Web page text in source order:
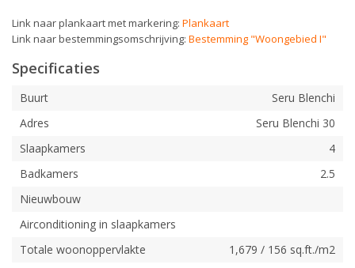
Link naar plankaart met markering: Plankaart
Link naar bestemmingsomschrijving: Bestemming "Woongebied I"
Specificaties
Buurt
Seru Blenchi
Adres
Seru Blenchi 30
Slaapkamers
4
Badkamers
2.5
Nieuwbouw
Airconditioning in slaapkamers
Totale woonoppervlakte
1,679 / 156 sq.ft./m2